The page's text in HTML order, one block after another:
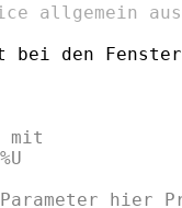
allgemein
den Fenster-
mit